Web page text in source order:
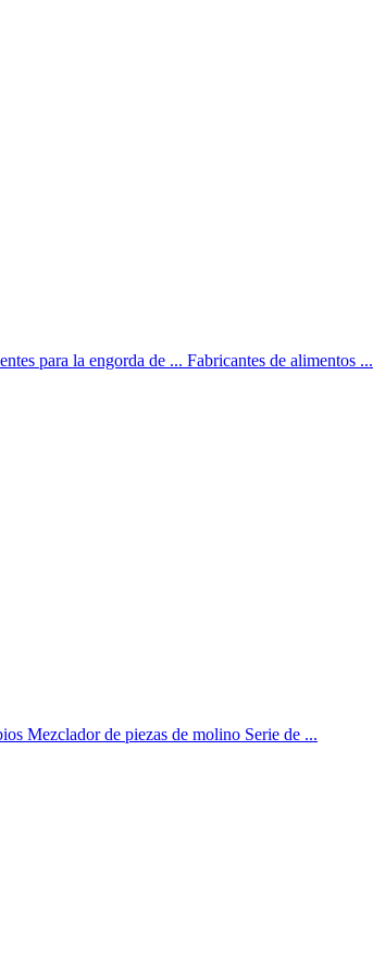
para la engorda de ... Fabricantes de alimentos ...
Mezclador de piezas de molino Serie de ...